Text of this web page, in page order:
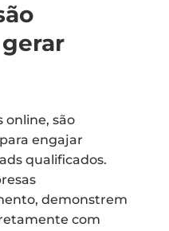
online, são
engajar
qualificados.
demonstrem
com